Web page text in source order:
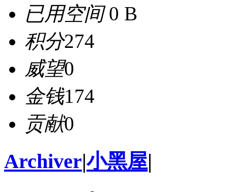
已用空间0 B
积分274
威望0
金钱174
贡献0
Archiver|小黑屋|